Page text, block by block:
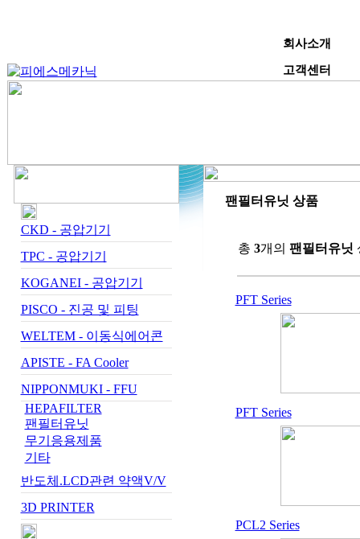
회사소개
고객센터
CKD - 공압기기
TPC - 공압기기
KOGANEI - 공압기기
PISCO - 진공 및 피팅
WELTEM - 이동식에어콘
APISTE - FA Cooler
NIPPONMUKI - FFU
HEPAFILTER
팬필터유닛
무기응용제품
기타
반도체.LCD관련 약액V/V
3D PRINTER
팬필터유닛 상품
총 3개의 팬필터유닛
PFT Series
PFT Series
PCL2 Series